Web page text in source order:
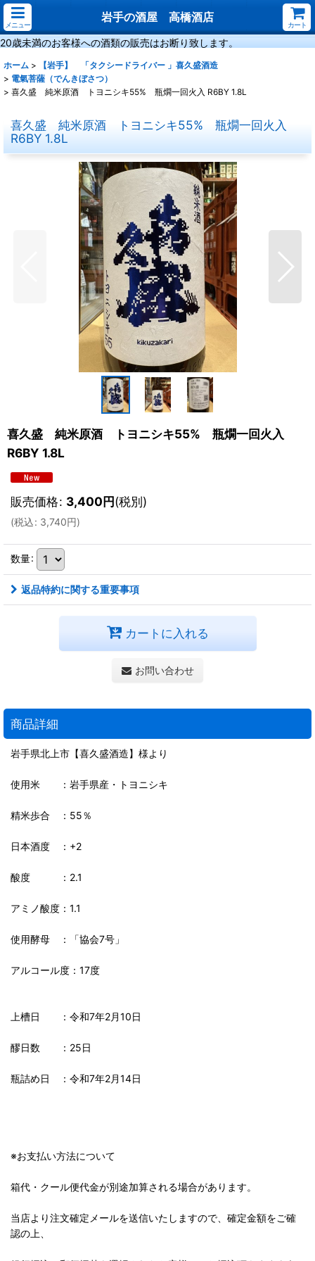
メニュー
岩手の酒屋 高橋酒店
カート
20歳未満のお客様への酒類の販売はお断り致します。
ホーム >
【岩手】 「タクシードライバー 」喜久盛酒造
> 電氣菩薩（でんきぼさつ）
> 喜久盛 純米原酒 トヨニシキ55% 瓶燗一回火入 R6BY 1.8L
喜久盛 純米原酒 トヨニシキ55% 瓶燗一回火入
R6BY 1.8L
喜久盛 純米原酒 トヨニシキ55% 瓶燗一回火入
R6BY 1.8L
販売価格: 3,400円(税別)
(税込: 3,740円)
数量:
返品特約に関する重要事項
カートに入れる
お問い合わせ
商品詳細
岩手県北上市【喜久盛酒造】様より
使用米 ：岩手県産・トヨニシキ
精米歩合 ：55％
日本酒度 ：+2
酸度 ：2.1
アミノ酸度：1.1
使用酵母 ：「協会7号」
アルコール度：17度
上槽日 ：令和7年2月10日
醪日数 ：25日
瓶詰め日 ：令和7年2月14日
※お支払い方法について
箱代・クール便代金が別途加算される場合があります。
当店より注文確定メールを送信いたしますので、確定金額をご確
認の上、